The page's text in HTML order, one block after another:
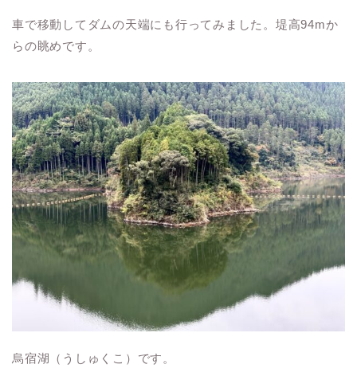
車で移動してダムの天端にも行ってみました。堤高94mか
らの眺めです。
烏宿湖（うしゅくこ）です。